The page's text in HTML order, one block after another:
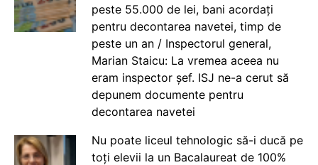
peste 55.000 de lei, bani acordați
pentru decontarea navetei, timp de
peste un an / Inspectorul general,
Marian Staicu: La vremea aceea nu
eram inspector șef. ISJ ne-a cerut să
depunem documente pentru
decontarea navetei
Nu poate liceul tehnologic să-i ducă pe
toți elevii la un Bacalaureat de 100%